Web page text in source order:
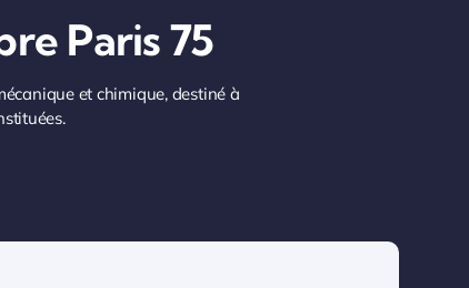
Paris 75
et chimique, destiné à